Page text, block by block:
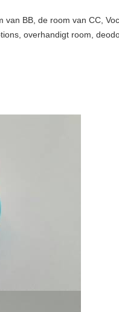
BB, de room van CC,
overhandigt room,